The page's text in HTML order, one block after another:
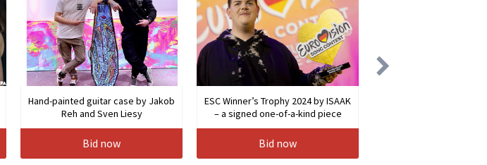
Hand-painted guitar case by Jakob
Reh and Sven Liesy
Bid now
ESC Winner’s Trophy 2024 by ISAAK
– a signed one-of-a-kind piece
Bid now